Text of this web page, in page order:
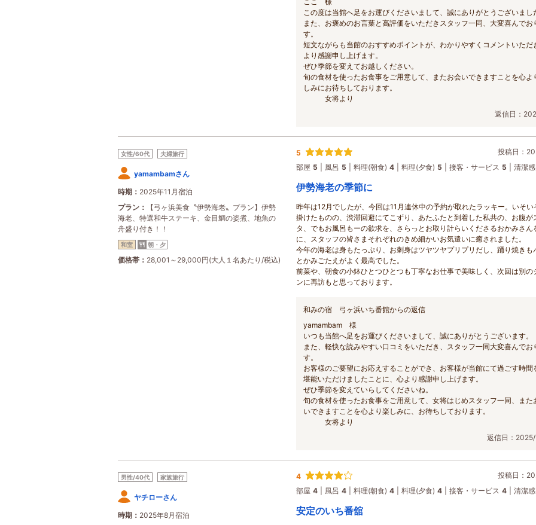
この度は当館へ足をお運びくださいまして、誠にありがとうございまし
また、お褒めのお言葉と高評価をいただきスタッフ一同、大変喜んでお
す。
短文ながらも当館のおすすめポイントが、わかりやすくコメントいただ
より感謝申し上げます。
ぜひ季節を変えてお越しください。
旬の食材を使ったお食事をご用意して、またお会いできますことを心よ
しみにお待ちしております。
女将より
返信日：
女性/60代 夫婦旅行
yamambamさん
時期
2025年11月宿泊
プラン
【弓ヶ浜美食〝伊勢海老〟プラン】伊勢
海老、特選和牛ステーキ、金目鯛の姿煮、地魚の
舟盛り付き！！
和室 朝・夕
価格帯 28,001～29,000円(大人１名あたり/税込)
5
投稿日：
部屋 5 風呂 5 料理(朝食) 4 料理(夕食) 5 接客・サービス 5 清潔感
伊勢海老の季節に
昨年は12月でしたが、今回は11月連休中の予約が取れたラッキー。いそい
掛けたものの、渋滞回避にてこずり、あたふたと到着した私共の、お腹が
タ、でもお風呂もーの欲求を、さらっとお取り計らいくださるおかみさん
に、スタッフの皆さまそれぞれのきめ細かいお気遣いに癒されました。
今年の海老は身もたっぷり、お刺身はツヤツヤプリプリだし、踊り焼きも
とかみごたえがよく最高でした。
前菜や、朝食の小鉢ひとつひとつも丁寧なお仕事で美味しく、次回は別の
ンに再訪もと思っております。
和みの宿 弓ヶ浜いち番館からの返信
yamambam 様
いつも当館へ足をお運びくださいまして、誠にありがとうございます。
また、軽快な読みやすい口コミをいただき、スタッフ一同大変喜んでお
す。
お客様のご要望にお応えすることができ、お客様が当館にて過ごす時間
堪能いただけましたことに、心より感謝申し上げます。
ぜひ季節を変えていらしてくださいね。
旬の食材を使ったお食事をご用意して、女将はじめスタッフ一同、また
いできますことを心より楽しみに、お待ちしております。
女将より
返信日：
男性/40代 家族旅行
ヤチローさん
時期
2025年8月宿泊
4
投稿日：
部屋 4 風呂 4 料理(朝食) 4 料理(夕食) 4 接客・サービス 4 清潔感
安定のいち番舘